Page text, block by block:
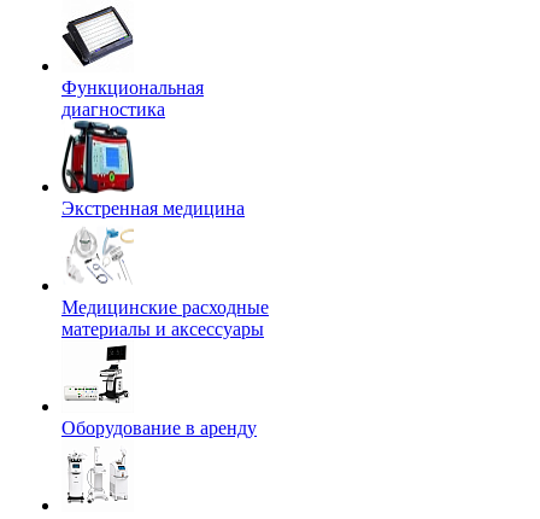
Функциональная
диагностика
Экстренная медицина
Медицинские расходные
материалы и аксессуары
Оборудование в аренду